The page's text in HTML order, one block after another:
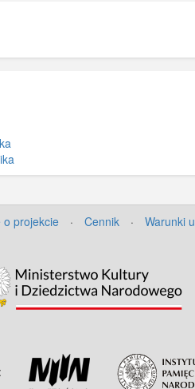
o projekcie · Cennik · Warunki